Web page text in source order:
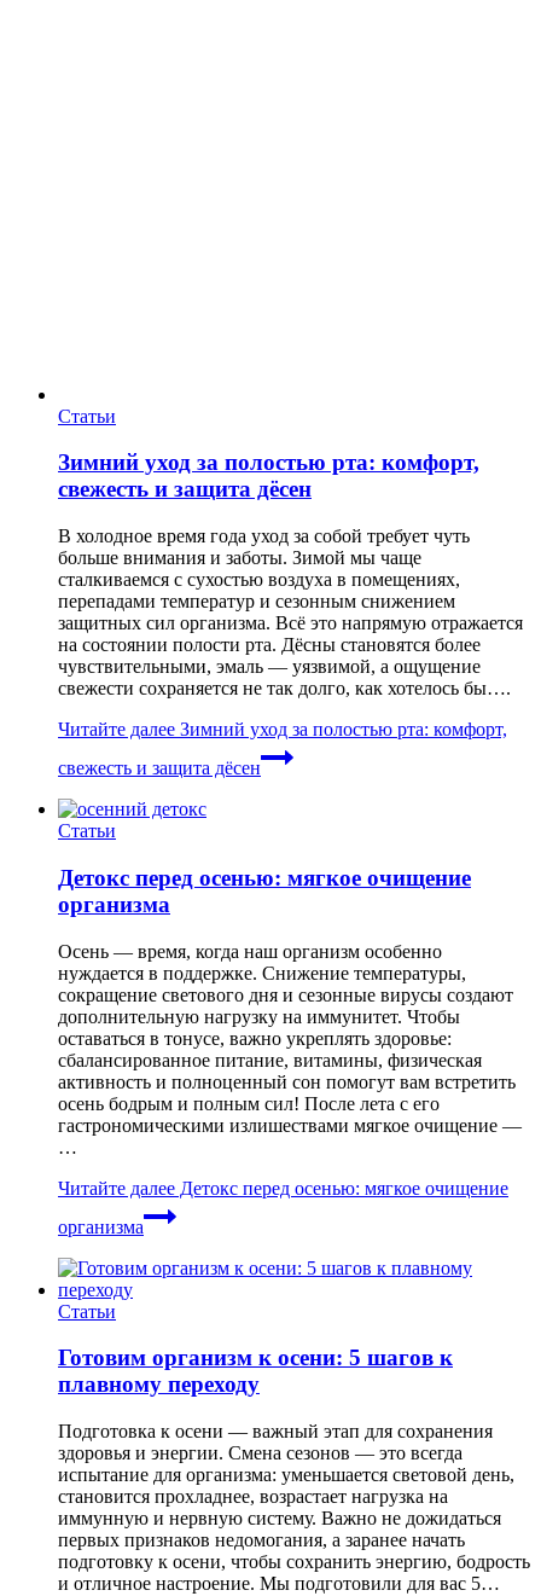
Статьи
Зимний уход за полостью рта: комфорт,
свежесть и защита дёсен
В холодное время года уход за собой требует чуть
больше внимания и заботы. Зимой мы чаще
сталкиваемся с сухостью воздуха в помещениях,
перепадами температур и сезонным снижением
защитных сил организма. Всё это напрямую отражается
на состоянии полости рта. Дёсны становятся более
чувствительными, эмаль — уязвимой, а ощущение
свежести сохраняется не так долго, как хотелось бы….
Читайте далее Зимний уход за полостью рта: комфорт,
свежесть и защита дёсен
Статьи
Детокс перед осенью: мягкое очищение
организма
Осень — время, когда наш организм особенно
нуждается в поддержке. Снижение температуры,
сокращение светового дня и сезонные вирусы создают
дополнительную нагрузку на иммунитет. Чтобы
оставаться в тонусе, важно укреплять здоровье:
сбалансированное питание, витамины, физическая
активность и полноценный сон помогут вам встретить
осень бодрым и полным сил! После лета с его
гастрономическими излишествами мягкое очищение —
…
Читайте далее Детокс перед осенью: мягкое очищение
организма
Статьи
Готовим организм к осени: 5 шагов к
плавному переходу
Подготовка к осени — важный этап для сохранения
здоровья и энергии. Смена сезонов — это всегда
испытание для организма: уменьшается световой день,
становится прохладнее, возрастает нагрузка на
иммунную и нервную систему. Важно не дожидаться
первых признаков недомогания, а заранее начать
подготовку к осени, чтобы сохранить энергию, бодрость
и отличное настроение. Мы подготовили для вас 5…